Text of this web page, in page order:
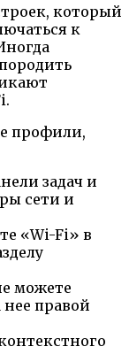
который
к
профили,
задач и
сети и
«Wi-Fi» в
можете
правой